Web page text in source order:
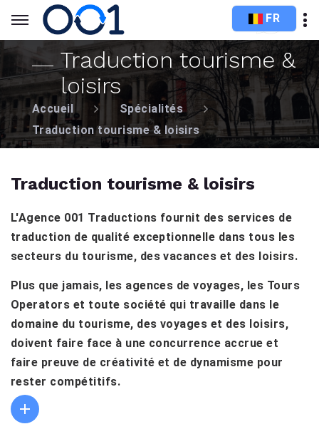
FR
Traduction tourisme &
loisirs
Accueil
Spécialités
Traduction tourisme & loisirs
Traduction tourisme & loisirs
L'Agence 001 Traductions fournit des services de
traduction de qualité exceptionnelle dans tous les
secteurs du tourisme, des vacances et des loisirs.
Plus que jamais, les agences de voyages, les Tours
Operators et toute société qui travaille dans le
domaine du tourisme, des voyages et des loisirs,
doivent faire face à une concurrence accrue et
faire preuve de créativité et de dynamisme pour
rester compétitifs.